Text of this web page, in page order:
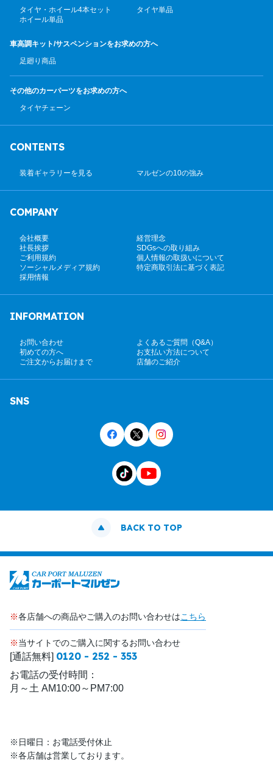
タイヤ・ホイール4本セット
タイヤ単品
ホイール単品
車高調キット/サスペンションをお求めの方へ
足廻り商品
その他のカーパーツをお求めの方へ
タイヤチェーン
CONTENTS
装着ギャラリーを見る マルゼンの10の強み
COMPANY
会社概要
経営理念
社長挨拶
SDGsへの取り組み
ご利用規約
個人情報の取扱いについて
ソーシャルメディア規約
特定商取引法に基づく表記
採用情報
INFORMATION
お問い合わせ
よくあるご質問（Q&A）
初めての方へ
お支払い方法について
ご注文からお届けまで
店舗のご紹介
SNS
BACK TO TOP
※各店舗への商品やご購入のお問い合わせはこちら
※当サイトでのご購入に関するお問い合わせ
[通話無料] 0120 - 252 - 353
お電話の受付時間：
月～土 AM10:00～PM7:00
※日曜日：お電話受付休止
※各店舗は営業しております。